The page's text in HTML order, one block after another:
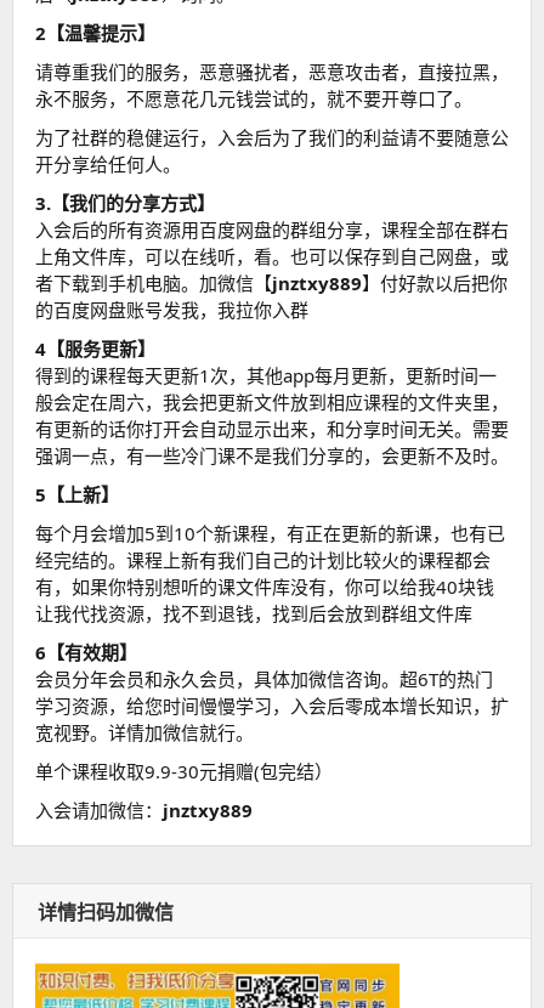
2【温馨提示】
请尊重我们的服务，恶意骚扰者，恶意攻击者，直接拉黑，
永不服务，不愿意花几元钱尝试的，就不要开尊口了。
为了社群的稳健运行，入会后为了我们的利益请不要随意公
开分享给任何人。
3.【我们的分享方式】
入会后的所有资源用百度网盘的群组分享，课程全部在群右
上角文件库，可以在线听，看。也可以保存到自己网盘，或
者下载到手机电脑。加微信【jnztxy889】付好款以后把你
的百度网盘账号发我，我拉你入群
4【服务更新】
得到的课程每天更新1次，其他app每月更新，更新时间一
般会定在周六，我会把更新文件放到相应课程的文件夹里，
有更新的话你打开会自动显示出来，和分享时间无关。需要
强调一点，有一些冷门课不是我们分享的，会更新不及时。
5【上新】
每个月会增加5到10个新课程，有正在更新的新课，也有已
经完结的。课程上新有我们自己的计划比较火的课程都会
有，如果你特别想听的课文件库没有，你可以给我40块钱
让我代找资源，找不到退钱，找到后会放到群组文件库
6【有效期】
会员分年会员和永久会员，具体加微信咨询。超6T的热门
学习资源，给您时间慢慢学习，入会后零成本增长知识，扩
宽视野。详情加微信就行。
单个课程收取9.9-30元捐赠(包完结）
入会请加微信： jnztxy889
详情扫码加微信